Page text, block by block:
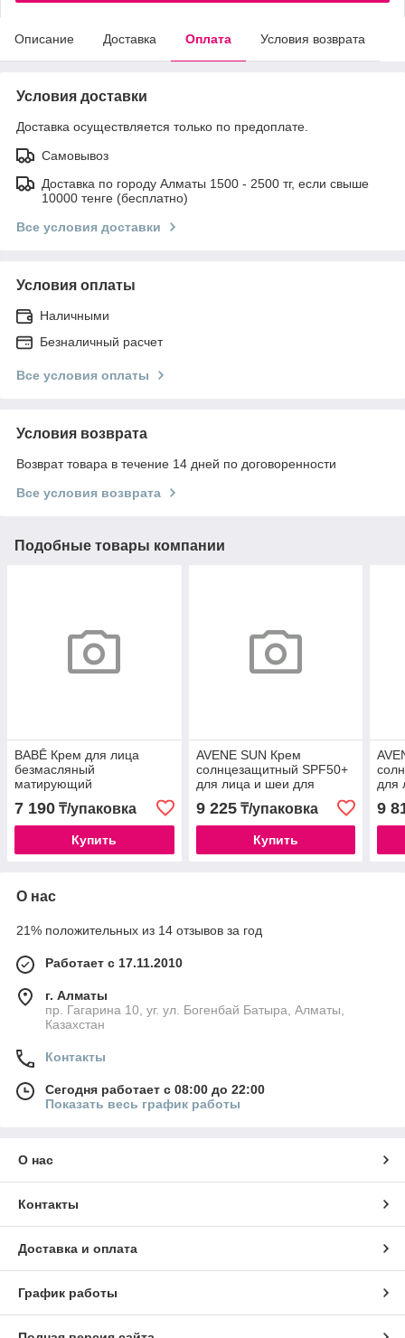
Описание Доставка Оплата Условия возврата
Условия доставки
Доставка осуществляется только по предоплате.
Самовывоз
Доставка по городу Алматы 1500 - 2500 тг, если свыше
10000 тенге (бесплатно)
Все условия доставки
Условия оплаты
Наличными
Безналичный расчет
Все условия оплаты
Условия возврата
Возврат товара в течение 14 дней по договоренности
Все условия возврата
Подобные товары компании
BABĒ Крем для лица
безмасляный
матирующий
солнцезащитный SPF50+
50мл
7 190 ₸/упаковка
Купить
AVENE SUN Крем
солнцезащитный SPF50+
для лица и шеи для
комбинированной, жирной
кожи 50мл
9 225₸/упаковка
Купить
для
9
О нас
21% положительных из 14 отзывов за год
Работает с 17.11.2010
г. Алматы
пр. Гагарина 10, уг. ул. Богенбай Батыра, Алматы,
Казахстан
Контакты
Сегодня работает с 08:00 до 22:00
Показать весь график работы
О нас
Контакты
Доставка и оплата
График работы